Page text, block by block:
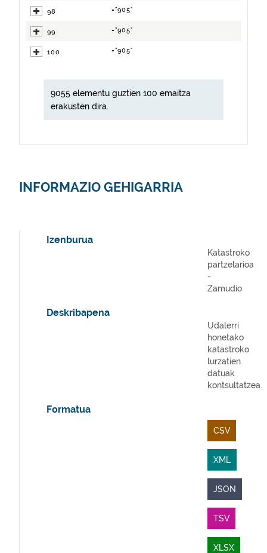
98 ="905"
99 ="905"
100 ="905"
9055 elementu guztien 100 emaitza
erakusten dira.
INFORMAZIO GEHIGARRIA
Izenburua
Katastroko
partzelarioa
-
Zamudio
Deskribapena
Udalerri
honetako
katastroko
lurzatien
datuak
kontsultatzea.
Formatua
CSV
XML
JSON
TSV
XLSX